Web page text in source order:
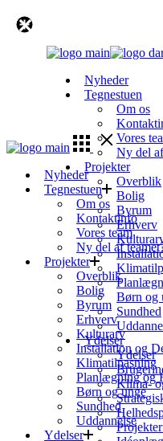
Nyheder
Tegnestuen
Om os
Vores
Ny del
Projekter
Overblik
Bolig
Byrum
Erhverv
Børn og
Sundhed
Ydelser
Ydelser
Klima-
Nyheder
Tegnestuen
Om os
Kontaktinfo
Vores team
Ny del af
Projekter
Overblik
Bolig
Byrum
Erhverv
Kulturarv
Installation og
Klimatilpasning
Planlægning og
Børn og unge
Sundhed
Uddannelse
Ydelser